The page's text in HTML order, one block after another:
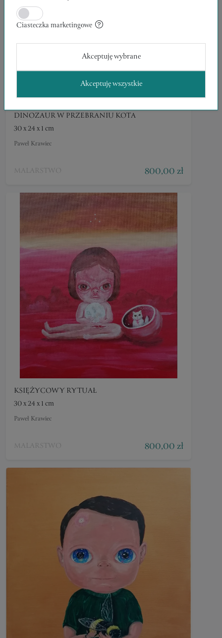
DINOZAUR W PRZEBRANIU KOTA
30 x 24 x 1 cm
Paweł Krawiec
MALARSTWO 800,00 zł
KSIĘŻYCOWY RYTUAŁ
30 x 24 x 1 cm
Paweł Krawiec
MALARSTWO 800,00 zł
Ciasteczka marketingowe
Akceptuję wybrane
Akceptuję wszystkie